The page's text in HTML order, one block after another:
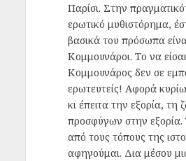
Παρίσι. Στην
ερωτικό μυθιστόρημα,
βασικά του πρόσωπα
Κομμουνάροι. Το να
Κομμουνάρος δεν σε
ερωτευτείς! Αφορά
κι έπειτα την εξορία, τη
προσφύγων στην εξορία.
από τους τόπους της
αφηγούμαι. Δια μέσου